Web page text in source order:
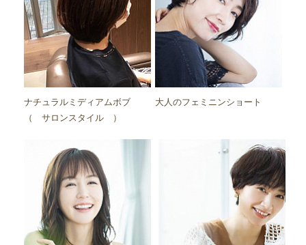
ナチュラルミディアムボブ
（ サロンスタイル ）
大人のフェミニンショート